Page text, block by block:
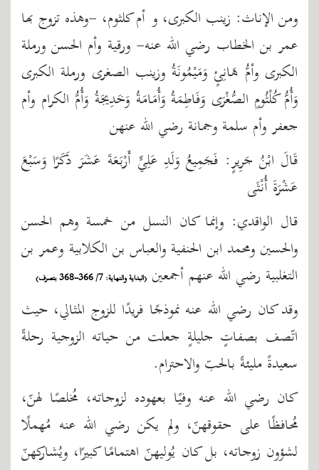
ومن الإناث: زينب الكبرى، و أم كلثوم، -وهذه تزوج بها
عمر بن الخطاب رضي الله عنه- ورقية وأم الحسن ورملة
الكبرى وأمُّ هَانِئٍ وَمَيْمُونَةُ وزينب الصغرى ورملة الكبرى
وَأُمُّ كُلْثُومٍ الصُّغْرَى وَفَاطِمَةُ وَأُمَامَةُ وَخَدِيجَةُ وَأُمُّ الكرام وأم
جعفر وأم سلمة وجمانة رضي الله عنهن
قَالَ ابْنُ جَرِيرٍ: فَجَمِيعُ وَلَدِ عَلِيٍّ أَرْبَعَةَ عَشَرَ ذَكَرًا وَسَبْعَ
عَشْرَةَ أُنْثَى
قال الواقدي: وإنما كان النسل من خمسة وهم الحسن
والحسين ومحمد ابن الحنفية والعباس بن الكلابية وعمر بن
التغلبية رضي الله عنهم أجمعين (البداية والنهاية: 7/ 366-368 بتصرف)
وقد كان رضي الله عنه نموذجًا فريدًا للزوج المثالي، حيث
اتّصف بصفاتٍ جليلةٍ جعلت من حياته الزوجية رحلةً
سعيدةً مليئةً بالحبّ والاحترام.
كان رضي الله عنه وفيًا بعهوده لزوجاته، مُخلصًا لهنّ،
مُحافظًا على حقوقهنّ، ولم يكن رضي الله عنه مُهملًا
لشؤون زوجاته، بل كان يُوليهنّ اهتمامًا كبيرًا، ويُشاركهنّ